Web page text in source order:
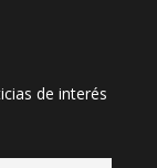
de interés